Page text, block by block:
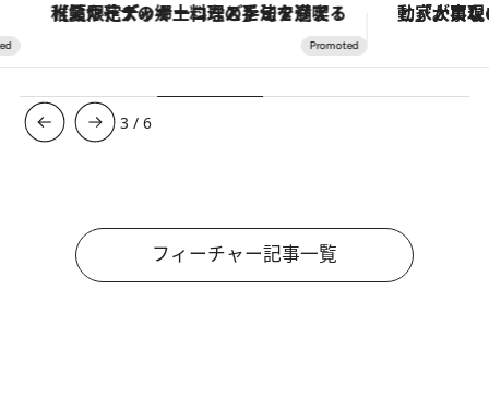
【夏限定ディナーコース】旬を迎える稚鮎や花ズッキーニなどをイタリア・トスカーナの郷土料理の手法で満喫！
3 /6
フィーチャー記事一覧